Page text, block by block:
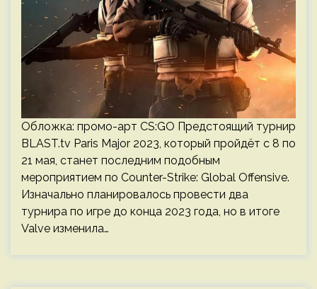
Обложка: промо-арт CS:GO Предстоящий турнир
BLAST.tv Paris Major 2023, который пройдёт с 8 по
21 мая, станет последним подобным
мероприятием по Counter-Strike: Global Offensive.
Изначально планировалось провести два
турнира по игре до конца 2023 года, но в итоге
Valve изменила…